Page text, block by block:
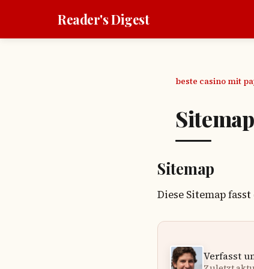
Reader's Digest
beste casino mit
Sitemap
Sitemap
Diese Sitemap
Verfasst